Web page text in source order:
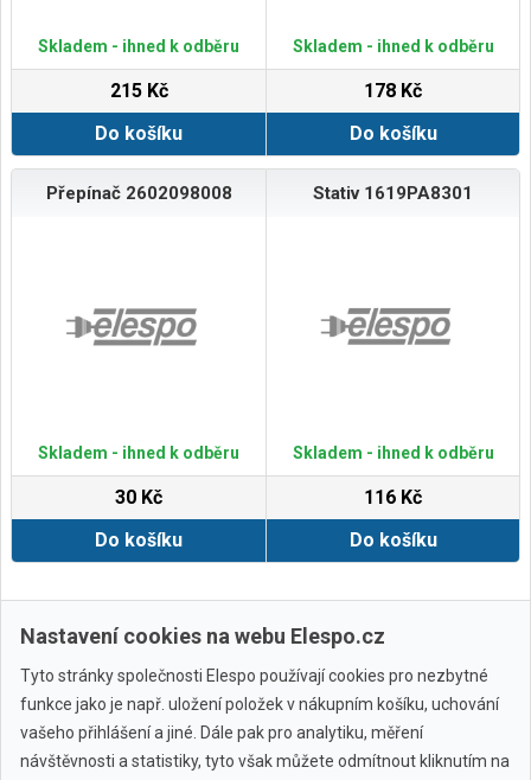
Skladem - ihned k odběru
215 Kč
Do košíku
Skladem - ihned k odběru
178 Kč
Do košíku
Přepínač 2602098008
Skladem - ihned k odběru
30 Kč
Do košíku
Stativ 1619PA8301
Skladem - ihned k odběru
116 Kč
Do košíku
Zobrazit další
Nastavení cookies na webu Elespo.cz
Tyto stránky společnosti Elespo používají cookies pro nezbytné
funkce jako je např. uložení položek v nákupním košíku, uchování
vašeho přihlášení a jiné. Dále pak pro analytiku, měření
návštěvnosti a statistiky, tyto však můžete odmítnout kliknutím na